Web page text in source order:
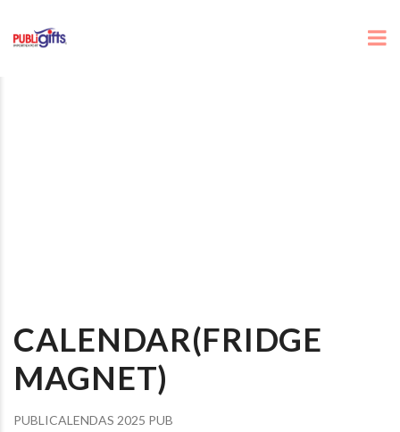
CALENDAR(FRIDGE
MAGNET)
PUBLICALENDAS 2025 PUB